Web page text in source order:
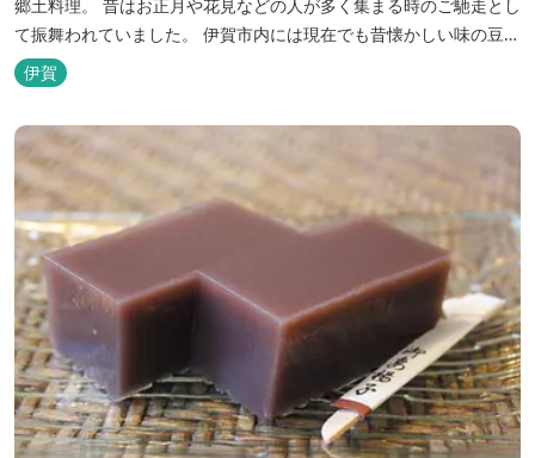
郷土料理。 昔はお正月や花見などの人が多く集まる時のご馳走とし
て振舞われていました。 伊賀市内には現在でも昔懐かしい味の豆腐
でんがくが食べられる店舗があります。 豆知識…四方を山に囲まれ
た伊賀地域では昔、海の幸が手に入りにくかったため、豊富に採れ
た大豆で作る豆腐や味噌が貴重なタンパク源として重宝されていま
した。
伊賀